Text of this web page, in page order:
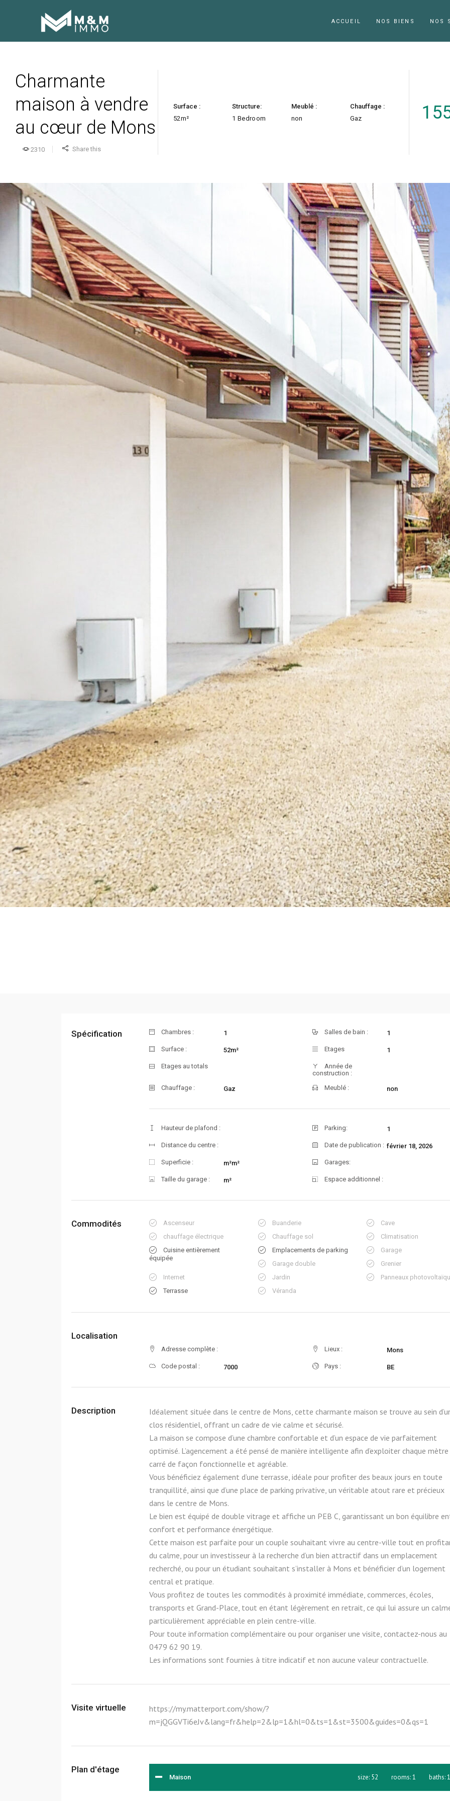
ACCUEIL NOS BIENS NOS
Charmante
maison à vendre
au cœur de Mons
2310 Share this
Surface :
52m²
Structure:
1 Bedroom
Meublé :
non
Chauffage :
Gaz
Spécification Chambres : 1 Salles de bain : 1
Surface : 52m² Etages 1
Etages au totals
Année de
construction :
Chauffage :
Gaz Meublé : non
Hauteur de plafond : Parking: 1
Distance du centre : Date de publication : février 18, 2026
Superficie : m²m² Garages:
Taille du garage : m² Espace additionnel :
Commodités Ascenseur Buanderie
Cave
chauffage électrique
Chauffage sol
Climatisation
Cuisine entièrement
équipée
Emplacements de parking
Garage
Garage double
Grenier
Internet
Jardin
Panneaux
Terrasse
Véranda
Localisation
Adresse complète : Lieux : Mons
Code postal : 7000 Pays : BE
Description
Idéalement située dans le centre de Mons, cette charmante maison se trouve au sein
clos résidentiel, offrant un cadre de vie calme et sécurisé.
La maison se compose d’une chambre confortable et d’un espace de vie parfaitement
optimisé. L’agencement a été pensé de manière intelligente afin d’exploiter chaque mètre
carré de façon fonctionnelle et agréable.
Vous bénéficiez également d’une terrasse, idéale pour profiter des beaux jours en toute
tranquillité, ainsi que d’une place de parking privative, un véritable atout rare et précieux
dans le centre de Mons.
Le bien est équipé de double vitrage et affiche un PEB C, garantissant un bon équilibre
confort et performance énergétique.
Cette maison est parfaite pour un couple souhaitant vivre au centre-ville tout en
du calme, pour un investisseur à la recherche d’un bien attractif dans un emplacement
recherché, ou pour un étudiant souhaitant s’installer à Mons et bénéficier d’un logement
central et pratique.
Vous profitez de toutes les commodités à proximité immédiate, commerces, écoles,
transports et Grand-Place, tout en étant légèrement en retrait, ce qui lui assure un
particulièrement appréciable en plein centre-ville.
Pour toute information complémentaire ou pour organiser une visite, contactez-nous au
0479 62 90 19.
Les informations sont fournies à titre indicatif et non aucune valeur contractuelle.
Visite virtuelle
https://my.matterport.com/show/?
m=jQGGVTi6eJv&lang=fr&help=2&lp=1&hl=0&ts=1&st=3500&guides=0&qs=1
Plan d'étage
Maison size: 52 rooms:1 baths:1